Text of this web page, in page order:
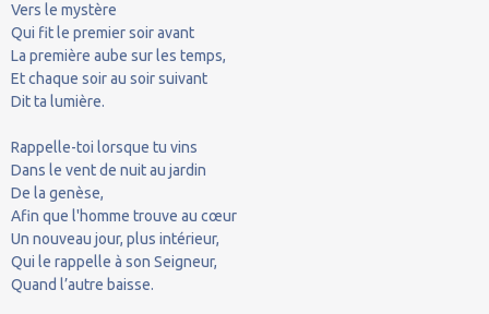
Vers le mystère
Qui fit le premier soir avant
La première aube sur les temps,
Et chaque soir au soir suivant
Dit ta lumière.
Rappelle-toi lorsque tu vins
Dans le vent de nuit au jardin
De la genèse,
Afin que l'homme trouve au cœur
Un nouveau jour, plus intérieur,
Qui le rappelle à son Seigneur,
Quand l’autre baisse.